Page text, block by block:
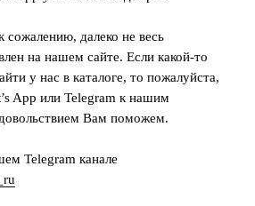
далеко не весь
на нашем сайте. Если какой-то
у нас в каталоге, то пожалуйста,
App или Telegram к нашим
Вам поможем.
Telegram канале